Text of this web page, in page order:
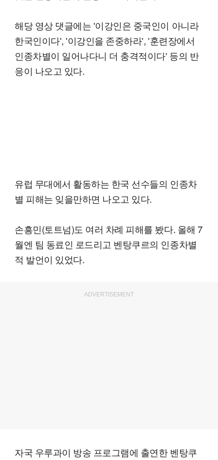
해당 영상 댓글에는 '이강인은 중국인이 아니라
한국인이다', '이강인을 존중하라', '훈련장에서
인종차별이 일어나다니 더 충격적이다' 등의 반
응이 나오고 있다.
유럽 무대에서 활동하는 한국 선수들의 인종차
별 피해는 잊을만하면 나오고 있다.
손흥민(토트넘)도 여러 차례 피해를 봤다. 올해 7
월엔 팀 동료인 로드리고 벤탕쿠르의 인종차별
적 발언이 있었다.
ADVERTISEMENT
자국 우루과이 방송 프로그램에 출연한 벤탕쿠